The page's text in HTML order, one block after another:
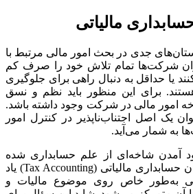
مالیاتی
جدی در بحث امور مالی مرتبط با
شرکت‌ها تمام تلاش خود را صرف کم
یا حداقل به دنبال راهی برای جلوگیری
برای این منظور باید نظم و نسق
امور مالی در شرکت وجود داشته باشد.
یک اصل اجتناب‌ناپذیر در کنترل امور
به شمار می‌آید.
آمدن شاخه‌ای از علم حسابداری شده
است که از آن تحت عنوان حسابداری مالیاتی (Tax Accounting) یاد
به‌طور خاص روی موضوع مالیات و